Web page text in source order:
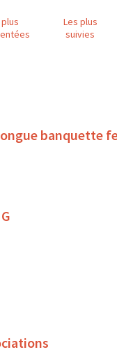
Les plus
suivies
banquette